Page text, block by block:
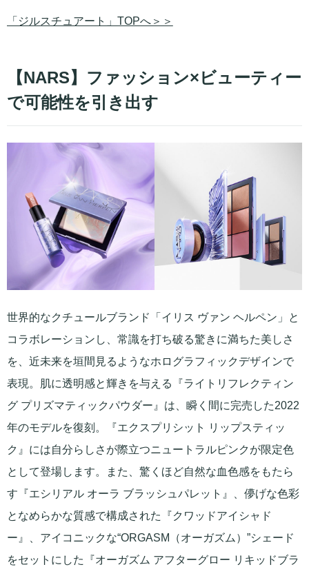
「ジルスチュアート」TOPへ＞＞
【NARS】ファッション×ビューティー
で可能性を引き出す
世界的なクチュールブランド「イリス ヴァン ヘルペン」と
コラボレーションし、常識を打ち破る驚きに満ちた美しさ
を、近未来を垣間見るようなホログラフィックデザインで
表現。肌に透明感と輝きを与える『ライトリフレクティン
グ プリズマティックパウダー』は、瞬く間に完売した2022
年のモデルを復刻。『エクスプリシット リップスティッ
ク』には自分らしさが際立つニュートラルピンクが限定色
として登場します。また、驚くほど自然な血色感をもたら
す『エシリアル オーラ ブラッシュパレット』、儚げな色彩
となめらかな質感で構成された『クワッドアイシャド
ー』、アイコニックな“ORGASM（オーガズム）”シェード
をセットにした『オーガズム アフターグロー リキッドブラ